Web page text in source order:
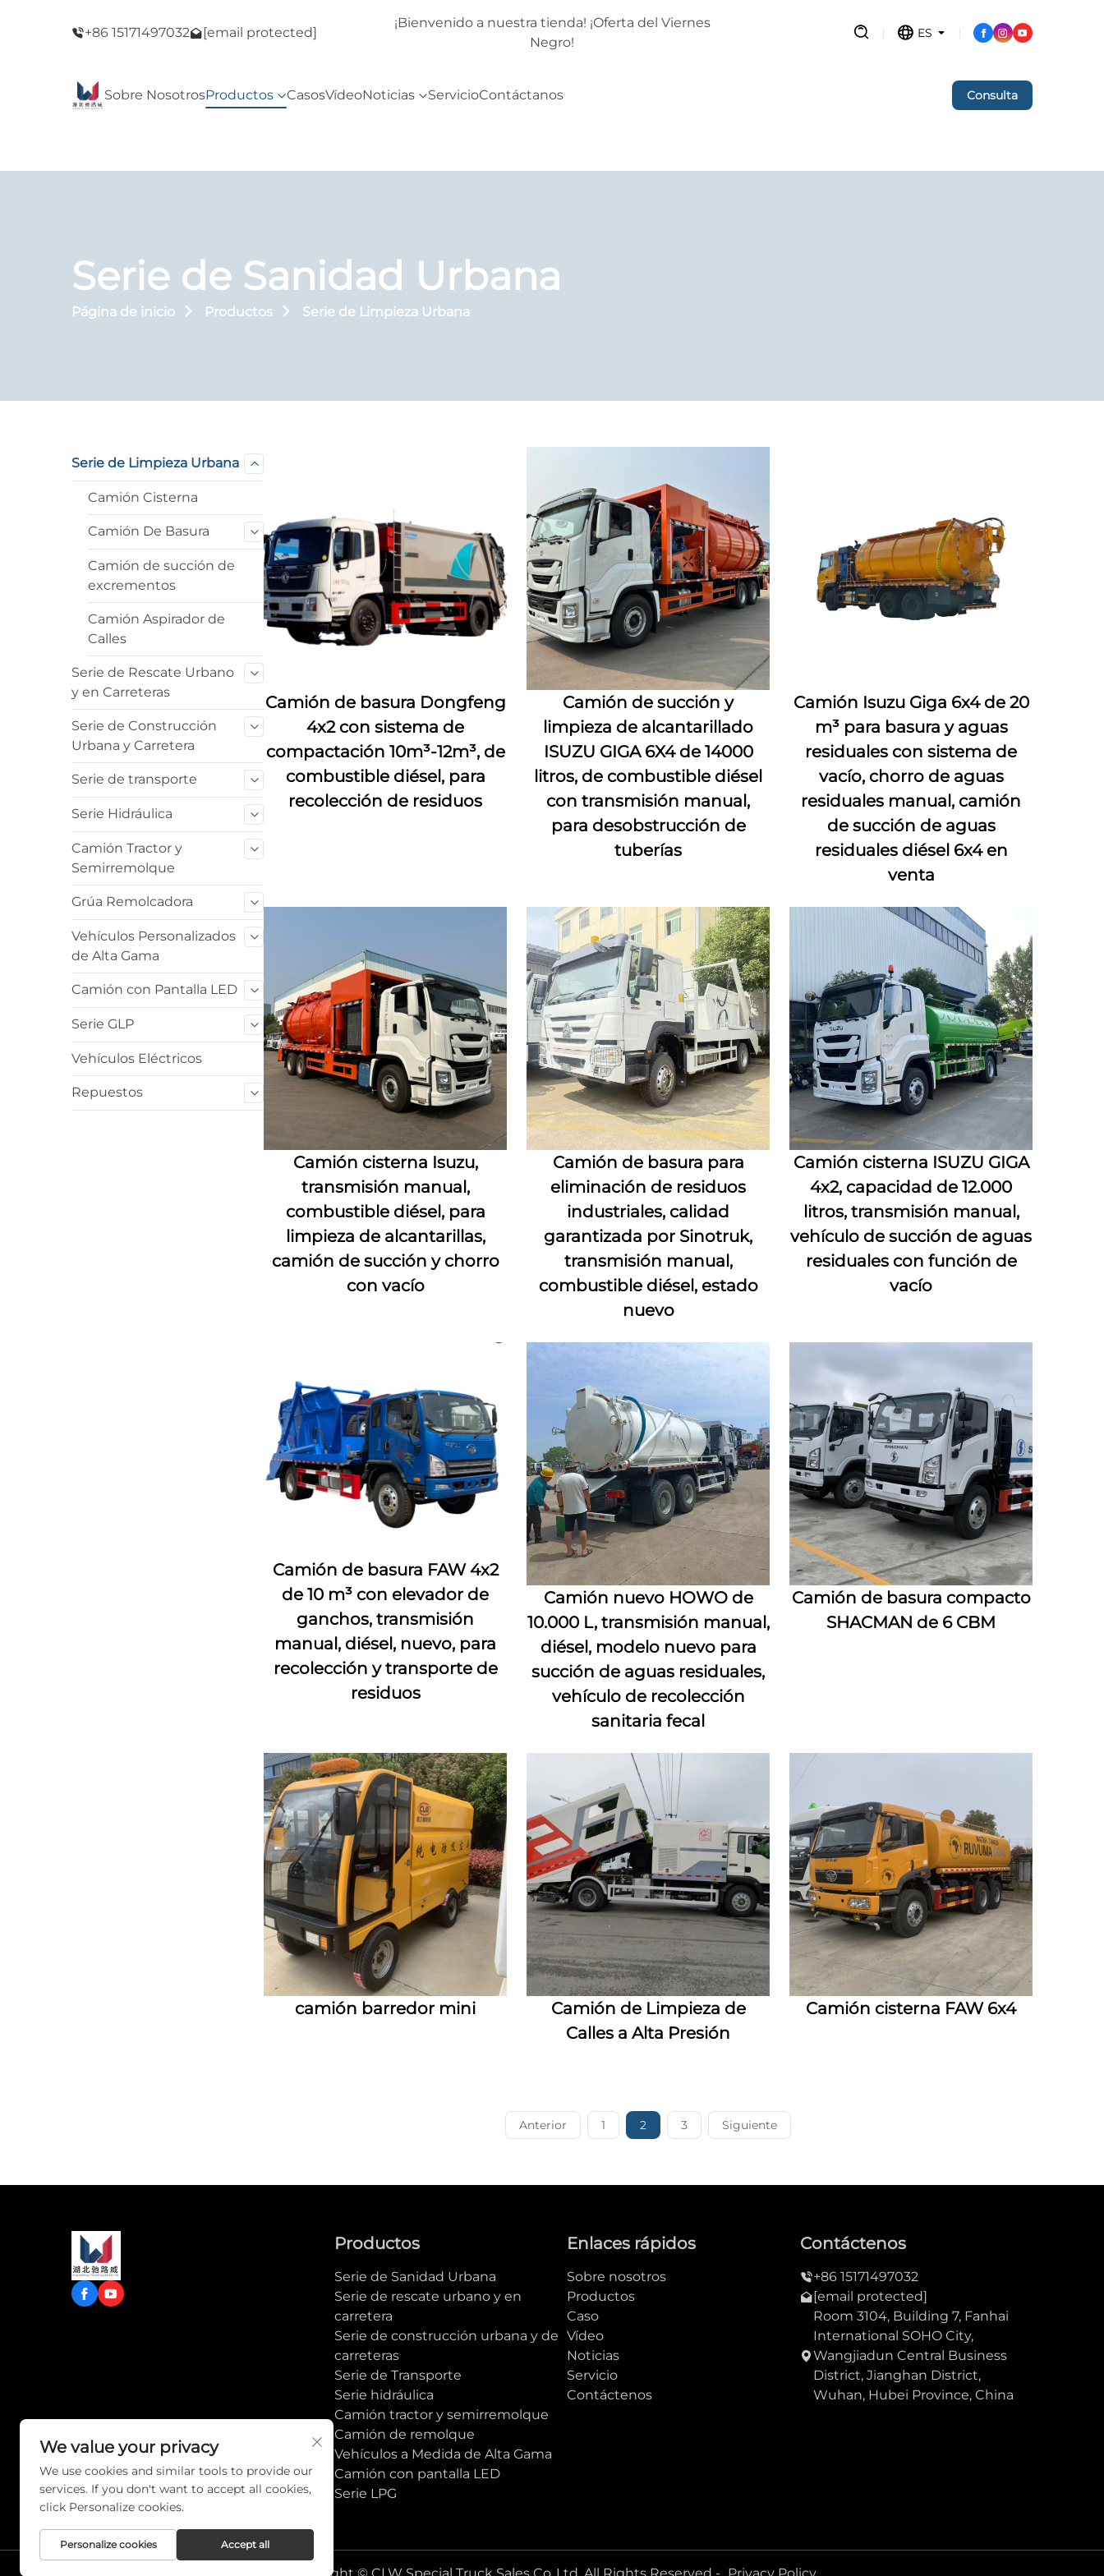
+86 15171497032 [email protected]
Negro!
¡Bienvenido a nuestra tienda! ¡Oferta del Viernes
Negro!
ES
Sobre NosotrosProductos CasosVídeoNoticias ServicioContáctanos Consulta
Serie de Sanidad Urbana
Página de inicio Productos Serie de Limpieza Urbana
Serie de Limpieza Urbana
Camión Cisterna
Camión De Basura
Camión de succión de
excrementos
Camión Aspirador de
Calles
Serie de Rescate Urbano
y en Carreteras
Serie de Construcción
Urbana y Carretera
Serie de transporte
Serie Hidráulica
Camión Tractor y
Semirremolque
Grúa Remolcadora
Vehículos Personalizados
de Alta Gama
Camión con Pantalla LED
Serie GLP
Vehículos Eléctricos
Repuestos
Camión de basura Dongfeng
4x2 con sistema de
compactación 10m³-12m³, de
combustible diésel, para
recolección de residuos
Camión de succión y
limpieza de alcantarillado
ISUZU GIGA 6X4 de 14000
litros, de combustible diésel
con transmisión manual,
para desobstrucción de
tuberías
Camión Isuzu Giga 6x4 de 20
m³ para basura y aguas
residuales con sistema de
vacío, chorro de aguas
residuales manual, camión
de succión de aguas
residuales diésel 6x4 en
venta
Camión cisterna Isuzu,
transmisión manual,
combustible diésel, para
limpieza de alcantarillas,
camión de succión y chorro
con vacío
Camión de basura para
eliminación de residuos
industriales, calidad
garantizada por Sinotruk,
transmisión manual,
combustible diésel, estado
nuevo
Camión cisterna ISUZU GIGA
4x2, capacidad de 12.000
litros, transmisión manual,
vehículo de succión de aguas
residuales con función de
vacío
Camión de basura FAW 4x2
de 10 m³ con elevador de
ganchos, transmisión
manual, diésel, nuevo, para
recolección y transporte de
residuos
Camión nuevo HOWO de
10.000 L, transmisión manual,
diésel, modelo nuevo para
succión de aguas residuales,
vehículo de recolección
sanitaria fecal
Camión de basura compacto
SHACMAN de 6 CBM
camión barredor mini
Camión de Limpieza de
Calles a Alta Presión
Camión cisterna FAW 6x4
Anterior 1 2 3 Siguiente
Productos
Serie de Sanidad Urbana
Serie de rescate urbano y en
carretera
Serie de construcción urbana y de
carreteras
Serie de Transporte
Serie hidráulica
Camión tractor y semirremolque
Camión de remolque
Vehículos a Medida de Alta Gama
Camión con pantalla LED
Serie LPG
Enlaces rápidos
Sobre nosotros
Productos
Caso
Vídeo
Noticias
Servicio
Contáctenos
Contáctenos
+86 15171497032
[email protected]
Room 3104, Building 7, Fanhai
International SOHO City,
Wangjiadun Central Business
District, Jianghan District,
Wuhan, Hubei Province, China
We value your privacy
We use cookies and similar tools to provide our
services. If you don't want to accept all cookies,
click Personalize cookies.
Personalize cookies Accept all